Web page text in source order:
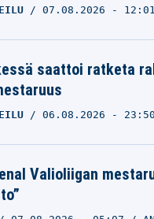
07.08.2026 -
saattoi ratketa
06.08.2026 -
Valioliigan